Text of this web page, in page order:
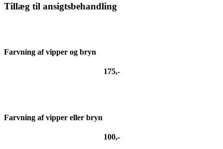
Tillæg til ansigtsbehandling
Farvning af vipper og bryn
175,-
Farvning af vipper eller bryn
100,-